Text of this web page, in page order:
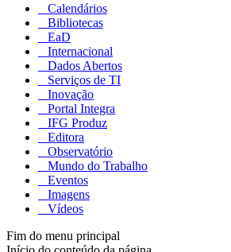
Calendários
Bibliotecas
EaD
Internacional
Dados Abertos
Serviços de TI
Inovação
Portal Integra
IFG Produz
Editora
Observatório
Mundo do Trabalho
Eventos
Imagens
Vídeos
Fim do menu principal